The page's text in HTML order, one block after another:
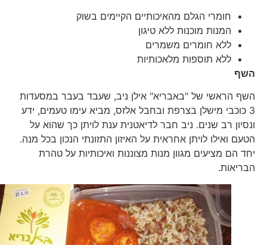
חומרי הגלם מהאיכותיים הקיימים בשוק
המנות מוכנות ללא טיגון
ללא חומרים משמרים
ללא תוספות מלאכותיות
השף
השף הראשי של "באבריא" אילן ניב, שעבד בעבר במסעדות
3 כוכבי מישלן בצרפת ובחבל אלזס, מביא עימו טעמים, ידע
ונסיון רב שנים. ניב חבר לדיאטנית ענת לויתן כך שהוא על
הטעם ואילו לויתן אחראית על האיזון התזונתי הנכון בכל מנה.
יחד הם מציעים מגוון מנות מצוננות ואיכותיות על טהרת
הבריאות.